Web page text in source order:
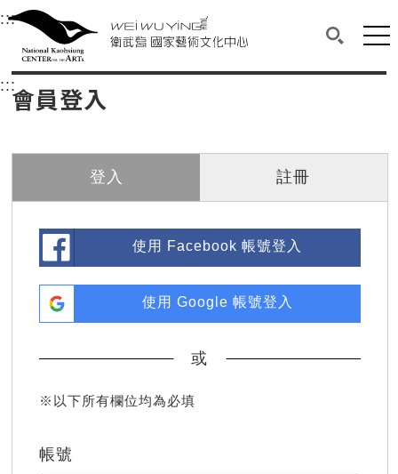
衛武營國家藝術文化中心
中央內容區塊，為本頁主要內容區。
:::選單連結區塊，此區塊列有本網站主要連結。
衛武營國家藝術文化中心
搜尋(開
網
::: 中央內容區塊，為本頁主要內容區。
會員登入
登入 註冊
使用 Facebook 帳號登入
使用 Google 帳號登入
或
※以下所有欄位均為必填
帳號